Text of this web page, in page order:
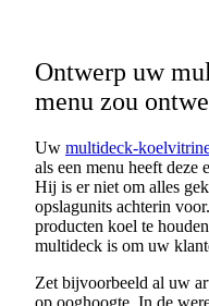
Ontwerp uw
menu zou
Uw multideck-
als een menu heeft deze
Hij is erniet om alles
opslagunits achterin voor.
producten koel te houden
multideck is om uw
Zet bijvoorbeeld al uw
op ooghoogte . In de